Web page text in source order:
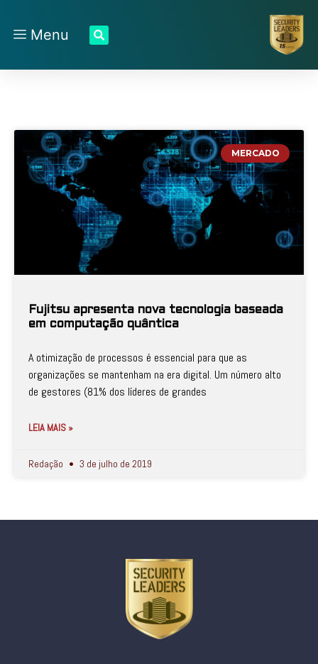
Menu
MERCADO
Fujitsu apresenta nova tecnologia baseada
em computação quântica
A otimização de processos é essencial para que as
organizações se mantenham na era digital. Um número alto
de gestores (81% dos líderes de grandes
LEIA MAIS »
Redação 3 de julho de 2019